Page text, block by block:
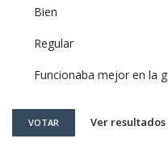
Bien
Regular
Funcionaba mejor en la
VOTAR Ver resultados